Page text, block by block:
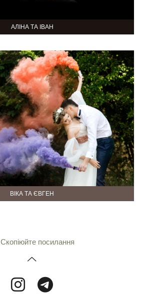
АЛІНА ТА ІВАН
ВІКА ТА ЄВГЕН
Скопіюйте посилання